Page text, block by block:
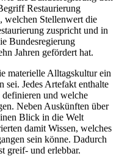
Restaurierung
welchen Stellenwert die
zuspricht und in
Bundesregierung
Jahren gefördert hat.
materielle Alltagskultur ein
sei. Jedes Artefakt enthalte
und welche
Neben Auskünften über
Blick in die Welt
damit Wissen, welches
sein könne. Dadurch
greif- und erlebbar.